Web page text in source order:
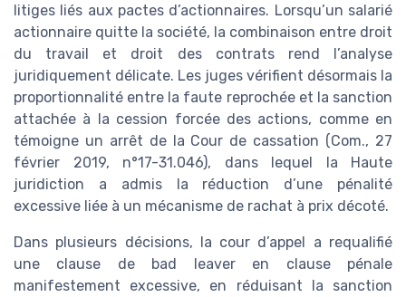
litiges liés aux pactes d’actionnaires. Lorsqu’un salarié
actionnaire quitte la société, la combinaison entre droit
du travail et droit des contrats rend l’analyse
juridiquement délicate. Les juges vérifient désormais la
proportionnalité entre la faute reprochée et la sanction
attachée à la cession forcée des actions, comme en
témoigne un arrêt de la Cour de cassation (Com., 27
février 2019, n°17-31.046), dans lequel la Haute
juridiction a admis la réduction d’une pénalité
excessive liée à un mécanisme de rachat à prix décoté.
Dans plusieurs décisions, la cour d’appel a requalifié
une clause de bad leaver en clause pénale
manifestement excessive, en réduisant la sanction